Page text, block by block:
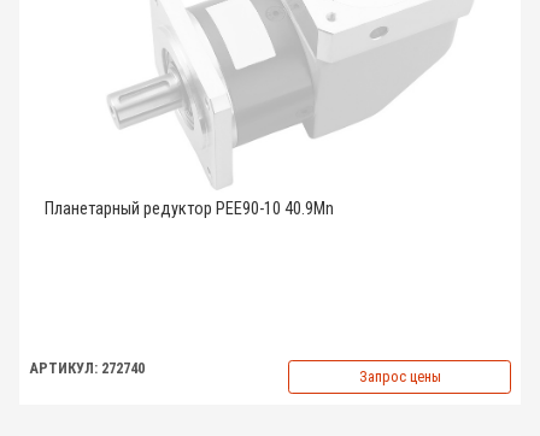
Планетарный редуктор PEE90-10 40.9Mn
АРТИКУЛ: 272740 Запрос цены